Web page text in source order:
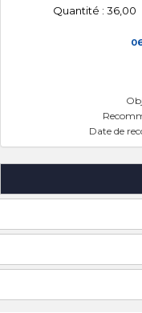
Quantité : 36,00
Date de